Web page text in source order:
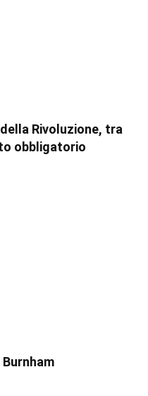
Rivoluzione, tra
obbligatorio